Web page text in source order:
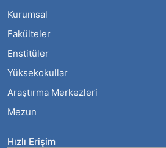
Kurumsal
Fakülteler
Enstitüler
Yüksekokullar
Araştırma Merkezleri
Mezun
Hızlı Erişim